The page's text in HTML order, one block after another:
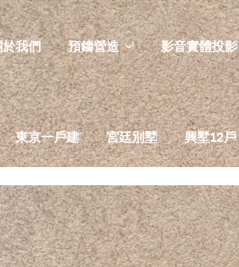
我們 預鑄營造 影音實體投影
東京一戶建 宮廷別墅 興墅12戶